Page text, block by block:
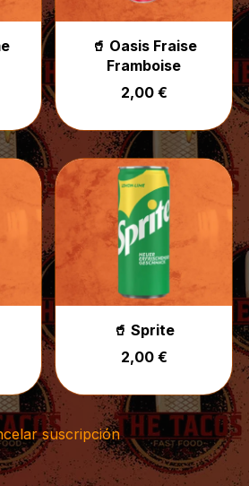
🥤 Oasis Fraise
Framboise
2,00 €
🥤 Sprite
2,00 €
suscripción